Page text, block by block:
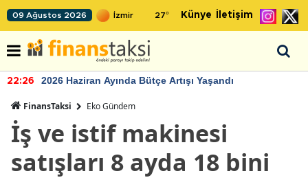
09 Ağustos 2026 27° Künye İletişim
22:26 2026 Haziran Ayında Bütçe Artışı Yaşandı
FinansTaksi Eko Gündem
İş ve istif makinesi
satışları 8 ayda 18 bini